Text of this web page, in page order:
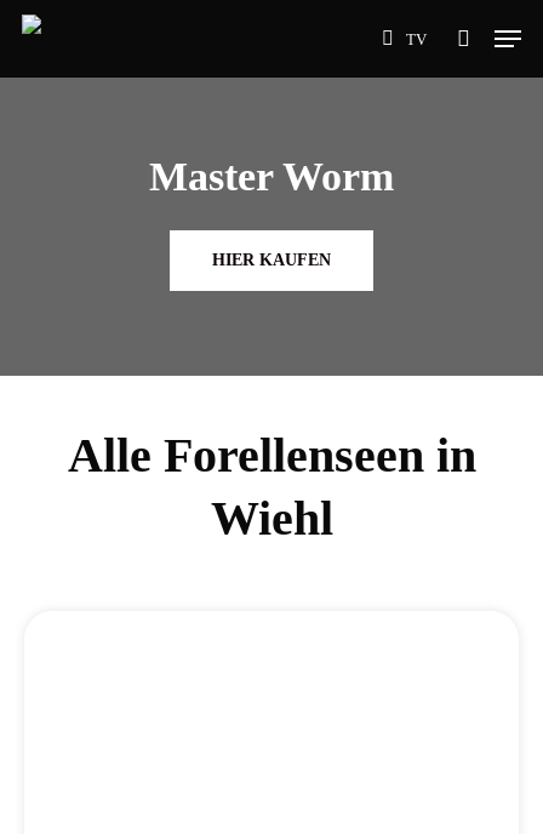
Skip
TV
search
Menu
Master Worm
HIER KAUFEN
Alle Forellenseen in
Wiehl